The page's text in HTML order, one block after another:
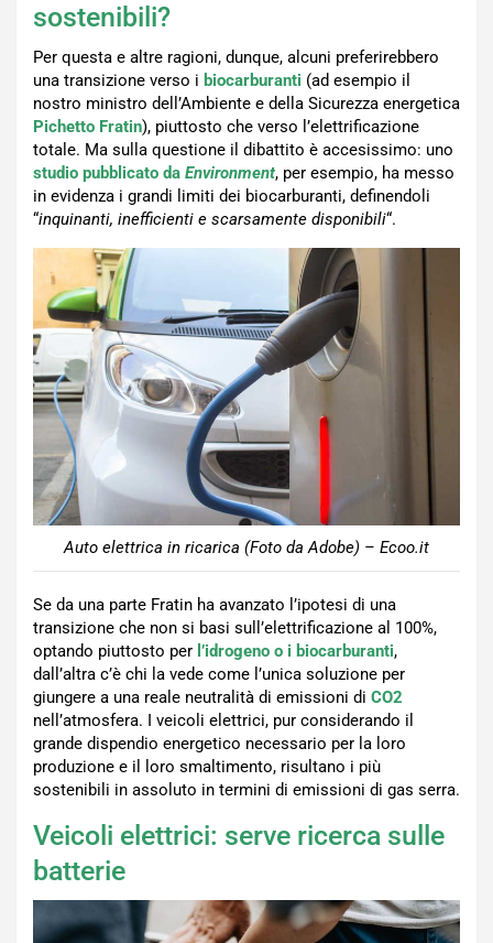
sostenibili?
Per questa e altre ragioni, dunque, alcuni preferirebbero
una transizione verso i biocarburanti (ad esempio il
nostro ministro dell’Ambiente e della Sicurezza energetica
Pichetto Fratin), piuttosto che verso l’elettrificazione
totale. Ma sulla questione il dibattito è accesissimo: uno
studio pubblicato da Environment, per esempio, ha messo
in evidenza i grandi limiti dei biocarburanti, definendoli
“inquinanti, inefficienti e scarsamente disponibili“.
Auto elettrica in ricarica (Foto da Adobe) – Ecoo.it
Se da una parte Fratin ha avanzato l’ipotesi di una
transizione che non si basi sull’elettrificazione al 100%,
optando piuttosto per l’idrogeno o i biocarburanti,
dall’altra c’è chi la vede come l’unica soluzione per
giungere a una reale neutralità di emissioni di CO2
nell’atmosfera. I veicoli elettrici, pur considerando il
grande dispendio energetico necessario per la loro
produzione e il loro smaltimento, risultano i più
sostenibili in assoluto in termini di emissioni di gas serra.
Veicoli elettrici: serve ricerca sulle
batterie